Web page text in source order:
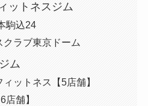
ットネスジム
駒込24
クラブ東京ドーム
ム
ットネス【5店舗】
舗】